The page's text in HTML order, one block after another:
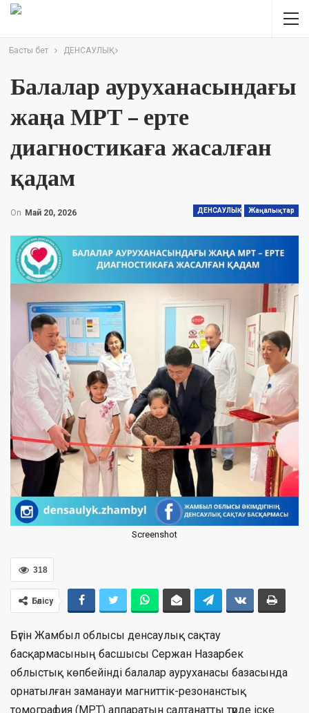
Басты бет ДЕНСАУЛЫҚ
Балалар ауруханасындағы
жаңа МРТ – ерте
диагностикаға жасалған
қадам
ДЕНСАУЛЫҚ Жаңалықтар
On Май 20, 2026
Screenshot
318
Бөлісу
Бүгін Жамбыл облысы денсаулық сақтау
басқармасының басшысы Сержан Назарбек
облыстық көпбейінді балалар ауруханасы базасында
орнатылған заманауи магниттік-резонанстық
томография (МРТ) аппаратын салтанатты түрде іске